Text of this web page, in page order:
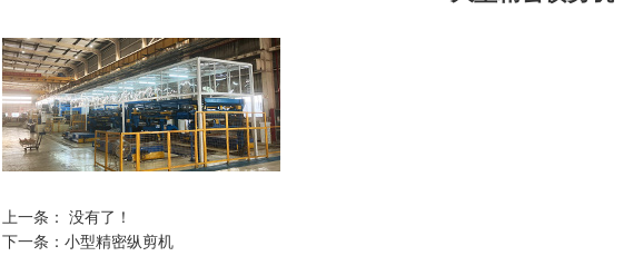
上一条： 没有了！
下一条： 小型精密纵剪机